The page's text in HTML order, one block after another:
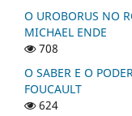
O UROBORUS NO
MICHAEL ENDE
708
O SABER E O
FOUCAULT
624